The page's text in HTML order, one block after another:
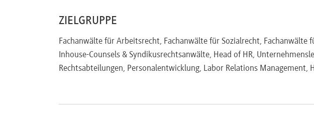
ZIELGRUPPE
Fachanwälte für Arbeitsrecht, Fachanwälte für Sozialrecht, Fachanwälte
Inhouse-Counsels & Syndikusrechtsanwälte, Head of HR,
Rechtsabteilungen, Personalentwicklung, Labor Relations Management,